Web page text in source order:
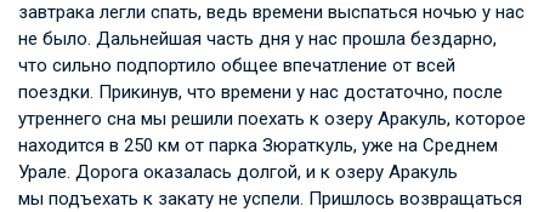
завтрака легли спать, ведь времени выспаться ночью у нас
не было. Дальнейшая часть дня у нас прошла бездарно,
что сильно подпортило общее впечатление от всей
поездки. Прикинув, что времени у нас достаточно, после
утреннего сна мы решили поехать к озеру Аракуль, которое
находится в 250 км от парка Зюраткуль, уже на Среднем
Урале. Дорога оказалась долгой, и к озеру Аракуль
мы подъехать к закату не успели. Пришлось возвращаться